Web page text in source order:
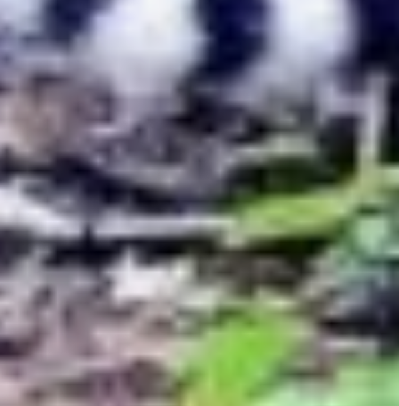
особо охраняемых
природных территорий,
что положительно
повлияет на популяции
амурских тигров
и дальневосточных
леопардов, живущих
на границе двух стран.
Кроме этого, в планах
и продолжение
укрепления
сотрудничества
с северокорейскими
коллегами, так как на
территории Корейской
Народно-
Демократической
Республики тоже обитают
краснокнижные хищники.
Напомним, что еще в мае
этого года министр
природных ресурсов
и экологии России
Александр Козлов и глава